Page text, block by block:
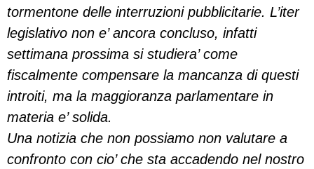
tormentone delle interruzioni pubblicitarie. L’iter
legislativo non e’ ancora concluso, infatti
settimana prossima si studiera’ come
fiscalmente compensare la mancanza di questi
introiti, ma la maggioranza parlamentare in
materia e’ solida.
Una notizia che non possiamo non valutare a
confronto con cio’ che sta accadendo nel nostro